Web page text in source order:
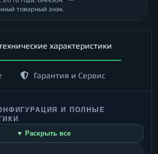
товарный знак.
характеристики
Гарантия и Сервис
И ПОЛНЫЕ
▼ Раскрыть все